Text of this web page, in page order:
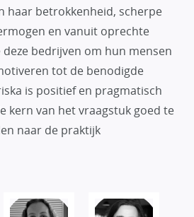
haar betrokkenheid, scherpe
en vanuit oprechte
bedrijven om hun mensen
tot de benodigde
is positief en pragmatisch
kern van het vraagstuk goed te
naar de praktijk